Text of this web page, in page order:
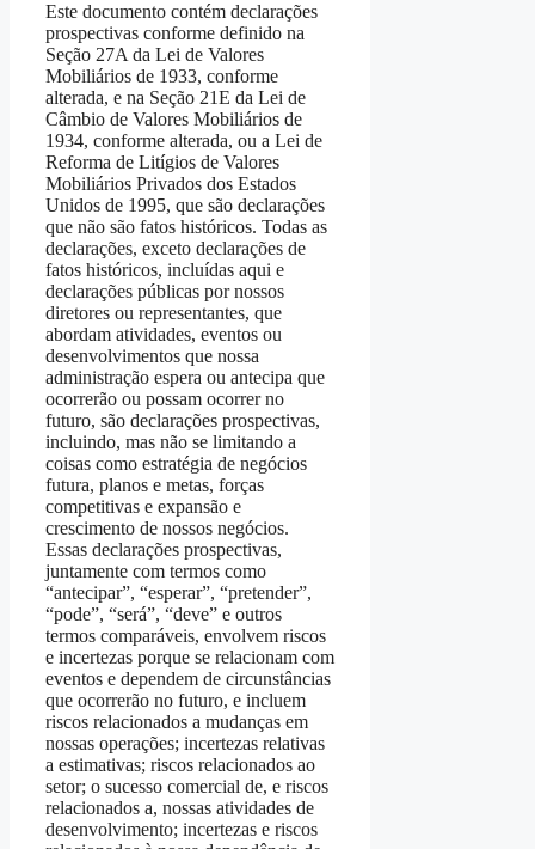
Este documento contém declarações
prospectivas conforme definido na
Seção 27A da Lei de Valores
Mobiliários de 1933, conforme
alterada, e na Seção 21E da Lei de
Câmbio de Valores Mobiliários de
1934, conforme alterada, ou a Lei de
Reforma de Litígios de Valores
Mobiliários Privados dos Estados
Unidos de 1995, que são declarações
que não são fatos históricos. Todas as
declarações, exceto declarações de
fatos históricos, incluídas aqui e
declarações públicas por nossos
diretores ou representantes, que
abordam atividades, eventos ou
desenvolvimentos que nossa
administração espera ou antecipa que
ocorrerão ou possam ocorrer no
futuro, são declarações prospectivas,
incluindo, mas não se limitando a
coisas como estratégia de negócios
futura, planos e metas, forças
competitivas e expansão e
crescimento de nossos negócios.
Essas declarações prospectivas,
juntamente com termos como
“antecipar”, “esperar”, “pretender”,
“pode”, “será”, “deve” e outros
termos comparáveis, envolvem riscos
e incertezas porque se relacionam com
eventos e dependem de circunstâncias
que ocorrerão no futuro, e incluem
riscos relacionados a mudanças em
nossas operações; incertezas relativas
a estimativas; riscos relacionados ao
setor; o sucesso comercial de, e riscos
relacionados a, nossas atividades de
desenvolvimento; incertezas e riscos